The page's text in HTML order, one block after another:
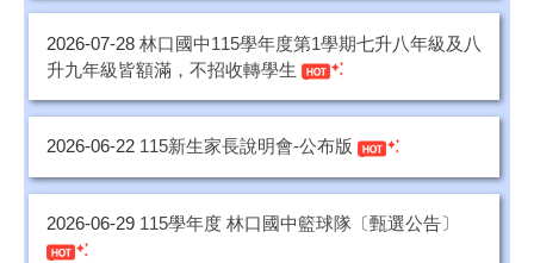
2026-07-28 林口國中115學年度第1學期七升八年級及八
升九年級皆額滿，不招收轉學生
2026-06-22 115新生家長說明會-公布版
2026-06-29 115學年度 林口國中籃球隊〔甄選公告〕